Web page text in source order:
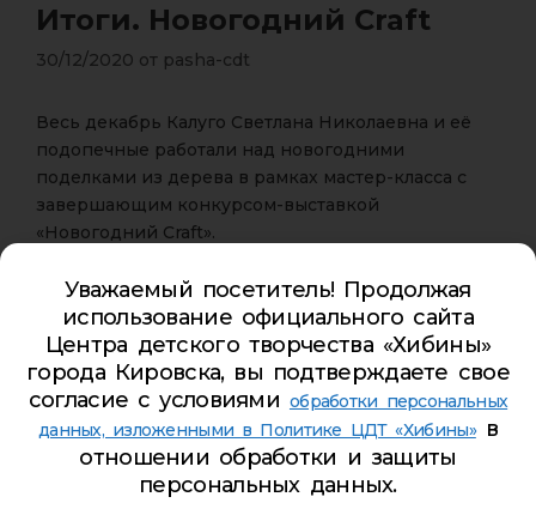
Итоги. Новогодний Craft
30/12/2020 от pasha-cdt
Весь декабрь Калуго Светлана Николаевна и её
подопечные работали над новогодними
поделками из дерева в рамках мастер-класса с
завершающим конкурсом-выставкой
«Новогодний Craft».
Мальчишки и девчонки воплотили все свои
творческие идеи и представили на суд членам
жюри свои работы. Результаты конкурса известны
уже сейчас, знакомьтесь с победителем и
призёрами:
1 место — Алина Торганова
2 место — Полина Дрожжина
3 место — Анна Немирова
Уважаемый посетитель! Продолжая
использование официального сайта
Центра детского творчества «Хибины»
города Кировска, вы подтверждаете свое
согласие с условиями обработки персональных
данных, изложенными в Политике ЦДТ «Хибины»в
отношении обработки и защиты
персональных данных.